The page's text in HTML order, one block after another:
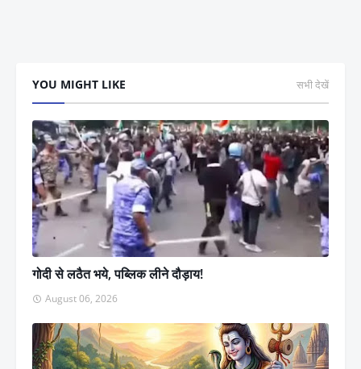
YOU MIGHT LIKE सभी देखें
गोदी से लठैत भये, पब्लिक लीने दौड़ाय!
August 06, 2026